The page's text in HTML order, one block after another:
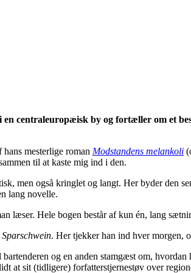
centraleuropæisk by og fortæller om et
mesterlige roman Modstandens melankoli
til at kaste mig ind i den.
men også kringlet og langt. Her byder den
lang novelle.
læser. Hele bogen består af kun én, lang
Sparschwein. Her tjekker han ind hver morgen,
og en anden stamgæst om,
at sit (tidligere) forfatterstjernestøv over